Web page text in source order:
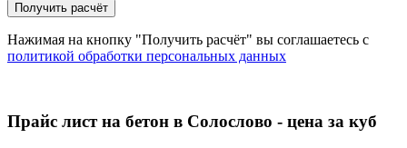
Нажимая на кнопку "Получить расчёт" вы соглашаетесь с
политикой обработки персональных данных
Прайс лист на бетон в Солослово - цена за куб